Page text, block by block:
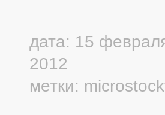
дата: 15
2012
метки: